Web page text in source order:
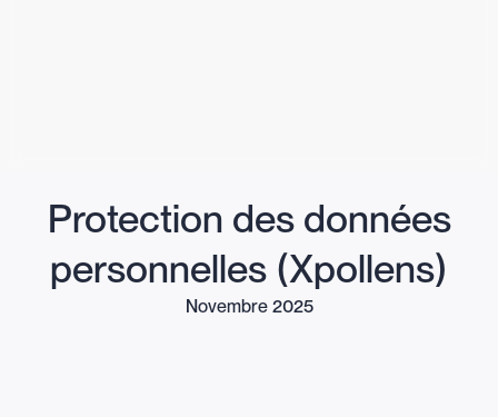
Protection des données
personnelles (Xpollens)
Novembre 2025